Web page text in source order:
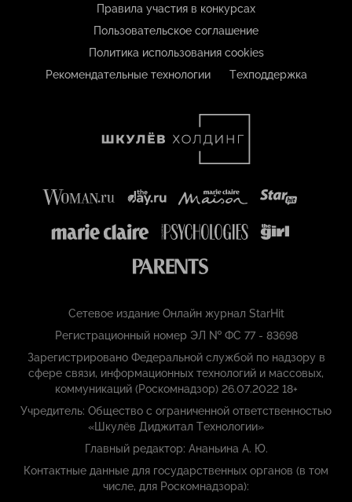
Правила участия в конкурсах
Пользовательское соглашение
Политика использования cookies
Рекомендательные технологии
Техподдержка
Сетевое издание Онлайн журнал StarHit
Регистрационный номер ЭЛ № ФС 77 - 83698
Зарегистрировано Федеральной службой по надзору в
сфере связи, информационных технологий и массовых,
коммуникаций (Роскомнадзор) 26.07.2022 18+
Учредитель: Общество с ограниченной ответственностью
«Шкулёв Диджитал Технологии»
Главный редактор: Ананьина А. Ю.
Контактные данные для государственных органов (в том
числе, для Роскомнадзора):